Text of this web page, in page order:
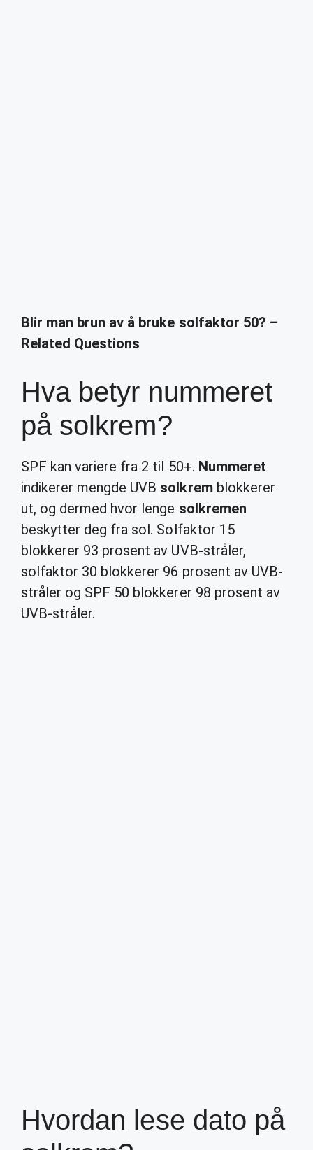
Blir man brun av å bruke solfaktor 50? –
Related Questions
Hva betyr nummeret
på solkrem?
SPF kan variere fra 2 til 50+. Nummeret
indikerer mengde UVB solkremblokkerer
ut, og dermed hvor lenge solkremen
beskytter deg fra sol. Solfaktor 15
blokkerer 93 prosent av UVB-stråler,
solfaktor 30 blokkerer 96 prosent av UVB-
stråler og SPF 50 blokkerer 98 prosent av
UVB-stråler.
Hvordan lese dato på